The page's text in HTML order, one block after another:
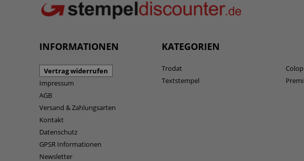
INFORMATIONEN
Vertrag widerrufen
Impressum
AGB
Versand & Zahlungsarten
Kontakt
Datenschutz
GPSR Informationen
Newsletter
KATEGORIEN
Trodat
Textstempel
Colop